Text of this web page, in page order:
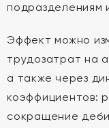
подразделениям
Эффект можно
трудозатрат на
а также через
коэффициентов:
сокращение